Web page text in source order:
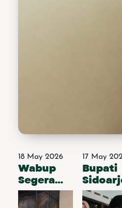
menu yang diberikan
kebutuhan anak-anak
sehingga makanan tidak
terbuang sia-sia,”
katanya.Hj. Mimik Idayana
menambahkan, Pemkab
Sidoarjo juga mendorong
18 May 2026
Wabup
Segera
Carikan
Solusi
17 May
Bupati
Sidak
RTLH